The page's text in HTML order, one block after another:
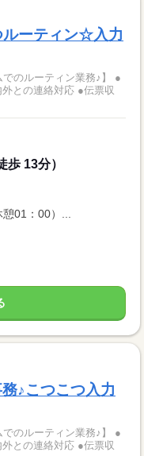
ルーティン☆入力
のルーティン業務♪】 ●
との連絡対応 ●伝票収
13分）
01：00）...
♪こつこつ入力
のルーティン業務♪】 ●
との連絡対応 ●伝票収